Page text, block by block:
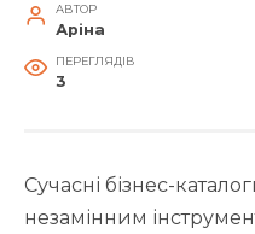
АВТОР
Аріна
ПЕРЕГЛЯДІВ
3
Сучасні бізнес-
незамінним